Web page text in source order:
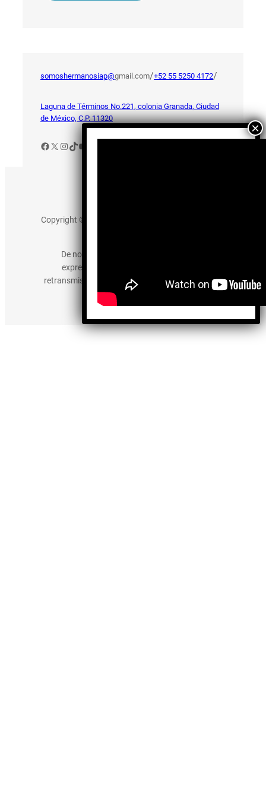
somoshermanosiap@gmail.com/+52 55 5250 4172/
Laguna de Términos No.221, colonia Granada, Ciudad
de México, C.P. 11320
Facebook
X Instagram
TikTok
YouTube
Copyright © 2025 somos-hermanos.mx. Todos los
De no existir previa autorización, queda
expresamente prohibida la publicación,
retransmisión, edición y cualquier otro uso de los
contenidos.